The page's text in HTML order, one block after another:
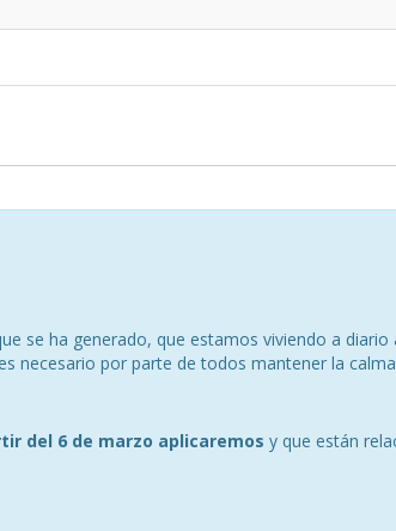
se ha generado, que estamos viviendo a diario
necesario por parte de todos mantener la
del 6 de marzo aplicaremos y que están